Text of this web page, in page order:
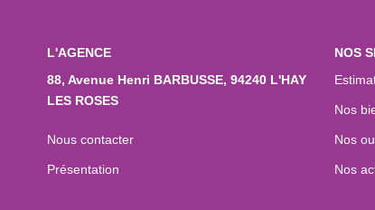
L'AGENCE
88, Avenue Henri BARBUSSE, 94240 L'HAY
LES ROSES
Nous contacter
Présentation
NOS
Nos
Nos
Nos